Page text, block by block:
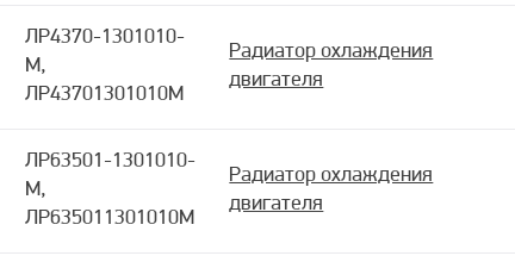
ЛР4370-1301010-
М,
ЛР43701301010М
Радиатор охлаждения
двигателя
ЛР63501-1301010-
М,
ЛР635011301010М
Радиатор охлаждения
двигателя